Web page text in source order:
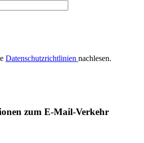
Datenschutzrichtlinien nachlesen.
zum E-Mail-Verkehr